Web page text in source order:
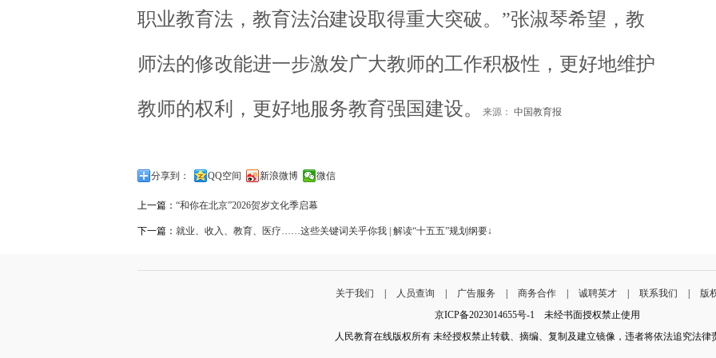
职业教育法，教育法治建设取得重大突破。”张淑琴希望，教
师法的修改能进一步激发广大教师的工作积极性，更好地维护
教师的权利，更好地服务教育强国建设。 来源： 中国教育报
分享到： QQ空间 新浪微博 微信
上一篇： “和你在北京”2026贺岁文化季启幕
下一篇： 就业、收入、教育、医疗……这些关键词关乎你我 | 解读“十五五”规划纲要↓
关于我们 人员查询 广告服务 商务合作 诚聘英才 联系我们
版
京ICP备2023014655号-1 未经书面授权禁止使用
人民教育在线版权所有 未经授权禁止转载、摘编、复制及建立镜像，违者将依法追究法律